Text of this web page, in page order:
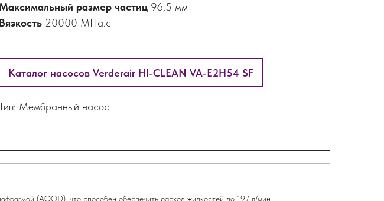
Максимальный размер частиц 96,5 мм
Вязкость 20000 МПа.с
Каталог насосов Verderair HI-CLEAN VA-E2H54 SF
Мембранный насос
(AOOD), что способен обеспечить расход жидкостей до 197 л/мин.